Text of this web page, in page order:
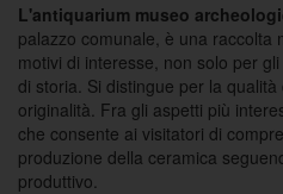
L'antiquarium museo
palazzo comunale, è una raccolta
motivi di interesse, non solo per
di storia. Si distingue per la
originalità. Fra gli aspetti più
che consente ai visitatori di
produzione della ceramica
produttivo.